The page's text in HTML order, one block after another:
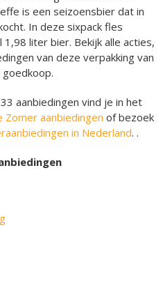
is een seizoensbier dat in
In deze sixpack fles
liter bier. Bekijk alle acties,
van deze verpakking van
aanbiedingen vind je in het
Zomer aanbiedingen of bezoek
in Nederland. .